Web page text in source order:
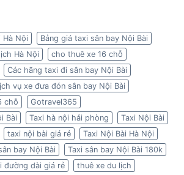
Hà Nội
Bảng giá taxi sân bay Nội Bài
Hà Nội
cho thuê xe 16 chỗ
Các hãng taxi đi sân bay Nội Bài
vụ xe đưa đón sân bay Nội Bài
chỗ
Gotravel365
Bài
Taxi hà nội hải phòng
Taxi Nội Bài
taxi nội bài giá rẻ
Taxi Nội Bài Hà Nội
bay Nội Bài
Taxi sân bay Nội Bài 180k
đường dài giá rẻ
thuê xe du lịch